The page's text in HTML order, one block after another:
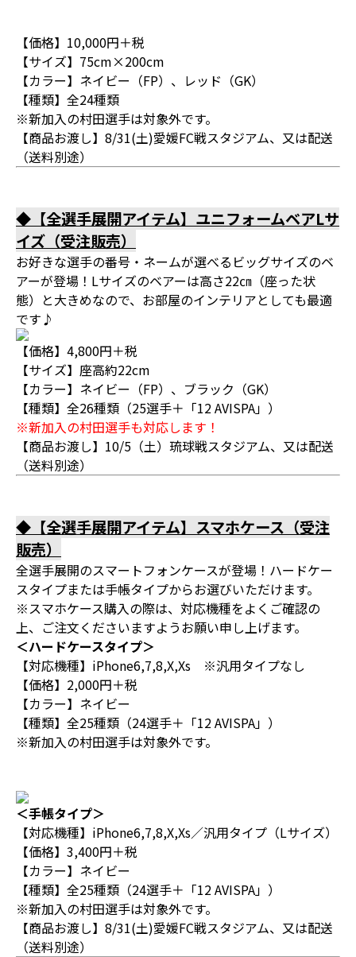
【価格】10,000円＋税
【サイズ】75cm×200cm
【カラー】ネイビー（FP）、レッド（GK）
【種類】全24種類
※新加入の村田選手は対象外です。
【商品お渡し】8/31(土)愛媛FC戦スタジアム、又は配送
（送料別途）
◆【全選手展開アイテム】ユニフォームベアLサ
イズ（受注販売）
お好きな選手の番号・ネームが選べるビッグサイズのベ
アーが登場！Lサイズのベアーは高さ22㎝（座った状
態）と大きめなので、お部屋のインテリアとしても最適
です♪
【価格】4,800円＋税
【サイズ】座高約22cm
【カラー】ネイビー（FP）、ブラック（GK）
【種類】全26種類（25選手＋「12 AVISPA」）
※新加入の村田選手も対応します！
【商品お渡し】10/5（土）琉球戦スタジアム、又は配送
（送料別途）
◆【全選手展開アイテム】スマホケース（受注
販売）
全選手展開のスマートフォンケースが登場！ハードケー
スタイプまたは手帳タイプからお選びいただけます。
※スマホケース購入の際は、対応機種をよくご確認の
上、ご注文くださいますようお願い申し上げます。
＜ハードケースタイプ＞
【対応機種】iPhone6,7,8,X,Xs ※汎用タイプなし
【価格】2,000円＋税
【カラー】ネイビー
【種類】全25種類（24選手＋「12 AVISPA」）
※新加入の村田選手は対象外です。
＜手帳タイプ＞
【対応機種】iPhone6,7,8,X,Xs／汎用タイプ（Lサイズ）
【価格】3,400円＋税
【カラー】ネイビー
【種類】全25種類（24選手＋「12 AVISPA」）
※新加入の村田選手は対象外です。
【商品お渡し】8/31(土)愛媛FC戦スタジアム、又は配送
（送料別途）